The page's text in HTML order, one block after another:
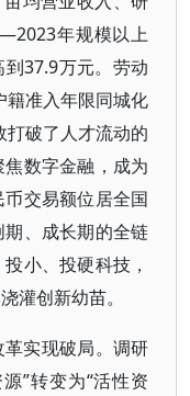
年规模以上
37.9万元。劳动
籍准入年限同城化
打破了人才流动的
数字金融，成为
交易额位居全国
、成长期的全链
小、投硬科技，
灌创新幼苗。
实现破局。调研
”转变为“活性资